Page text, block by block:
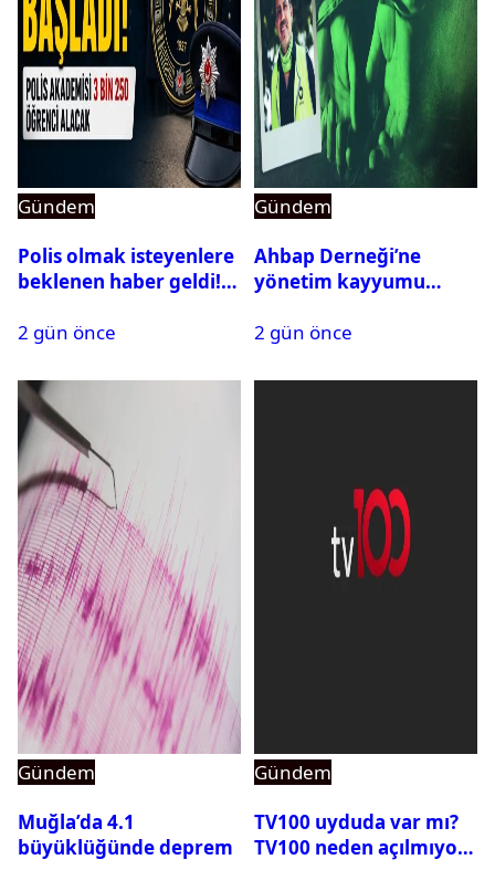
Gündem
Polis olmak isteyenlere
beklenen haber geldi!
2 gün önce
Gündem
Ahbap Derneği’ne
yönetim kayyumu
açıldı
2 gün önce
Gündem
Muğla’da 4.1
büyüklüğünde deprem
Gündem
TV100 uyduda var mı?
TV100 neden açılmıyor?